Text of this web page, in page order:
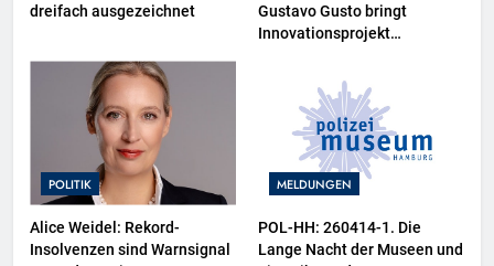
dreifach ausgezeichnet
Gustavo Gusto bringt
Innovationsprojekt
POLITIK
Alice Weidel: Rekord-
Insolvenzen sind Warnsignal
MELDUNGEN
POL-HH: 260414-1. Die
Lange Nacht der Museen und